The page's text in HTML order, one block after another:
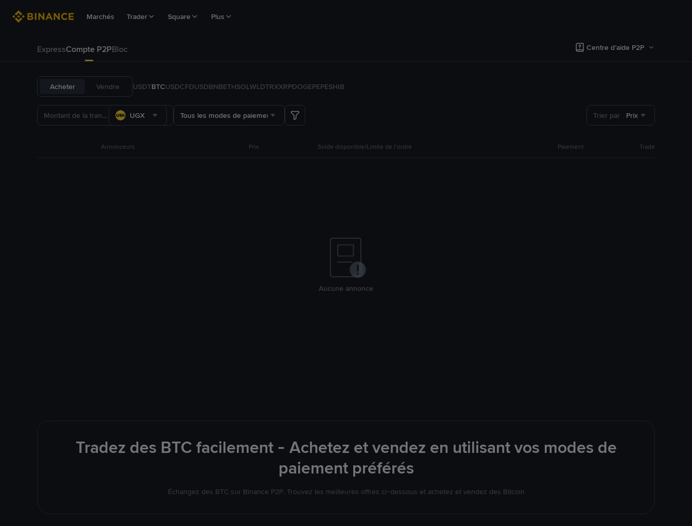
Marchés Trader Square Plus
ExpressCompte P2PBloc Centre d’aide P2P
Acheter Vendre USDTBTCUSDCFDUSDBNBETHSOLWLDTRXXRPDOGEPEPESHIB
UGX Tous les modes de paiement Trier par Prix
Annonceurs Prix Solde disponible/Limite de l’ordre Paiement Trade
Aucune annonce
Tradez des BTC facilement - Achetez et vendez en utilisant vos modes de
paiement préférés
Échangez des BTC sur Binance P2P. Trouvez les meilleures offres ci-dessous et achetez et vendez des Bitcoin